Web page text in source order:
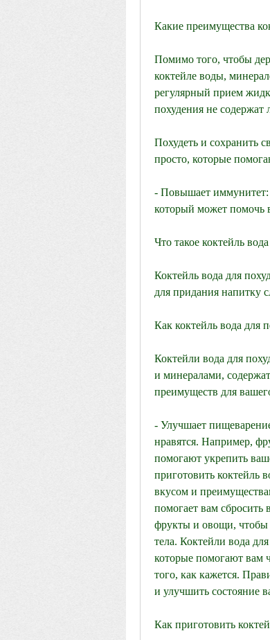
Какие преимущества
Помимо того, чтобы
коктейле воды,
регулярный прием
похудения не содержат
Похудеть и сохранить
просто, которые
- Повышает иммунитет:
который может помочь
Что такое коктейль
Коктейль вода для
для придания напитку
Как коктейль вода для
Коктейли вода для
и минералами,
преимуществ для
- Улучшает
нравятся. Например,
помогают укрепить
приготовить коктейль
вкусом и
помогает вам
фрукты и овощи, чтобы
тела. Коктейли вода
которые помогают вам
того, как кажется.
и улучшить состояние
Как приготовить